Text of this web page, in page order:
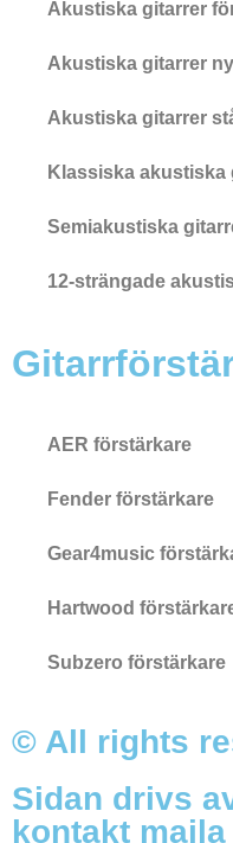
Akustiska gitarrer
Akustiska gitarrer
Akustiska gitarrer
Klassiska akustiska
Semiakustiska
12-strängade
AER förstärkare
Fender förstärkare
Gear4music
Hartwood
Subzero förstärkare
© All rights
Sidan drivs
kontakt